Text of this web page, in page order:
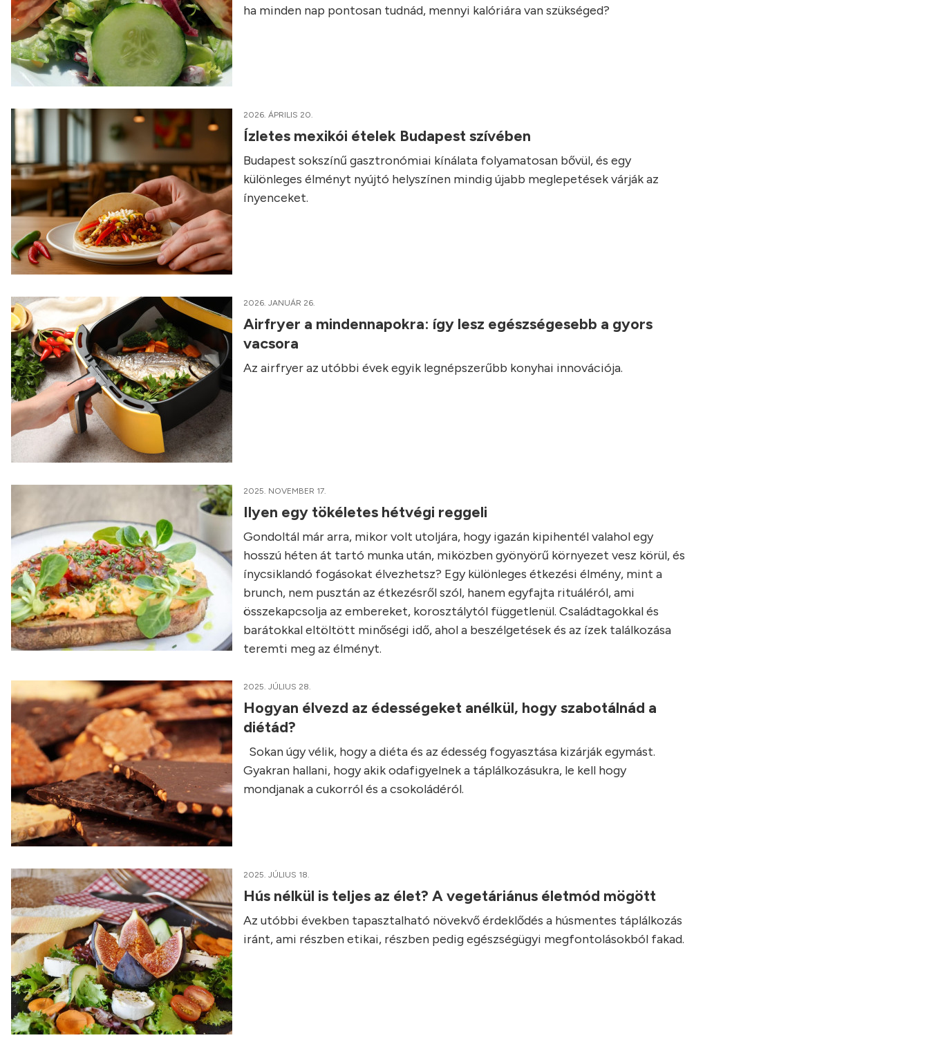
ha minden nap pontosan tudnád, mennyi kalóriára van szükséged?
2026. ÁPRILIS 20.
Ízletes mexikói ételek Budapest szívében
Budapest sokszínű gasztronómiai kínálata folyamatosan bővül, és egy
különleges élményt nyújtó helyszínen mindig újabb meglepetések várják az
ínyenceket.
2026. JANUÁR 26.
Airfryer a mindennapokra: így lesz egészségesebb a gyors
vacsora
Az airfryer az utóbbi évek egyik legnépszerűbb konyhai innovációja.
2025. NOVEMBER 17.
Ilyen egy tökéletes hétvégi reggeli
Gondoltál már arra, mikor volt utoljára, hogy igazán kipihentél valahol egy
hosszú héten át tartó munka után, miközben gyönyörű környezet vesz körül, és
ínycsiklandó fogásokat élvezhetsz? Egy különleges étkezési élmény, mint a
brunch, nem pusztán az étkezésről szól, hanem egyfajta rituáléról, ami
összekapcsolja az embereket, korosztálytól függetlenül. Családtagokkal és
barátokkal eltöltött minőségi idő, ahol a beszélgetések és az ízek találkozása
teremti meg az élményt.
2025. JÚLIUS 28.
Hogyan élvezd az édességeket anélkül, hogy szabotálnád a
diétád?
Sokan úgy vélik, hogy a diéta és az édesség fogyasztása kizárják egymást.
Gyakran hallani, hogy akik odafigyelnek a táplálkozásukra, le kell hogy
mondjanak a cukorról és a csokoládéról.
2025. JÚLIUS 18.
Hús nélkül is teljes az élet? A vegetáriánus életmód mögött
Az utóbbi években tapasztalható növekvő érdeklődés a húsmentes táplálkozás
iránt, ami részben etikai, részben pedig egészségügyi megfontolásokból fakad.